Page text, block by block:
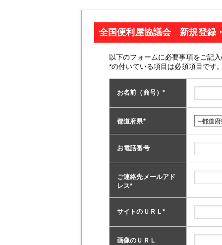
全国便利屋協議会 新規登録
以下のフォームに必要事項をご記
*の付いている項目は必須項目です
お名前（商号） *
都道府県*
お電話番号
ご連絡先メールアド
レス*
サイトのＵＲＬ *
画像のＵＲＬ